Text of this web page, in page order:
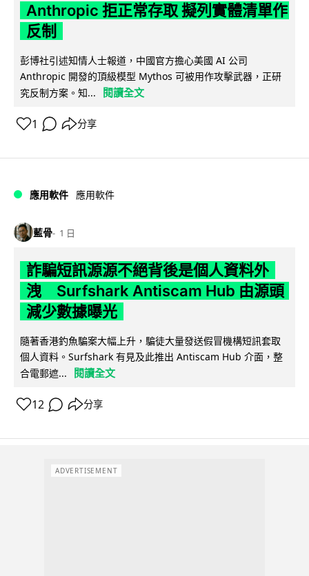
Anthropic 拒正常存取 擬列實體清單作
反制
彭博社引述知情人士報道，中國官方擔心美國 AI 公司
Anthropic 開發的頂級模型 Mythos 可被用作攻擊武器，正研
究反制方案。知...
閱讀全文
1 分享
應用軟件 應用軟件
藍骨 1 日
詐騙短訊源源不絕背後是個人資料外
洩 Surfshark Antiscam Hub 由源頭
減少數據曝光
隨著香港釣魚騙案大幅上升，騙徒大量發送假冒機構短訊套取
個人資料。Surfshark 有見及此推出 Antiscam Hub 介面，整
合電郵遮...
閱讀全文
12 分享
ADVERTISEMENT